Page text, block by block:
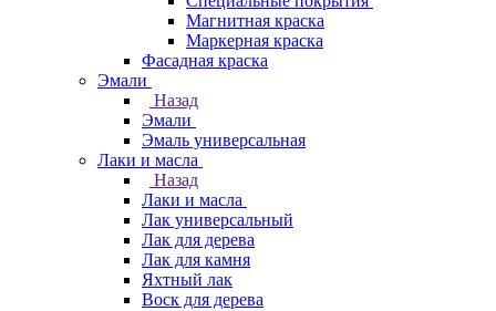
Магнитная краска
Маркерная краска
Фасадная краска
Эмали
Назад
Эмали
Эмаль универсальная
Лаки и масла
Назад
Лаки и масла
Лак универсальный
Лак для дерева
Лак для камня
Яхтный лак
Воск для дерева